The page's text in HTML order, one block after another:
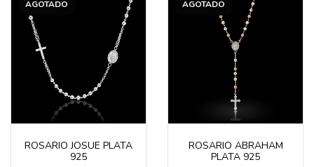
AGOTADO
ROSARIO JOSUE PLATA
925
AGOTADO
ROSARIO ABRAHAM
PLATA 925